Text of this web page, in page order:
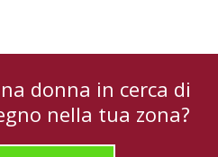
donna in cerca di
nella tua zona?